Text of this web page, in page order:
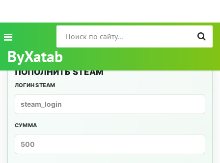
ByXatab
ПОПОЛНИТЬ STEAM
ЛОГИН STEAM
СУММА